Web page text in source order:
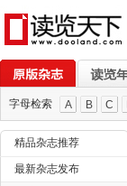
字母检索 A B C
精品杂志推荐
最新杂志发布